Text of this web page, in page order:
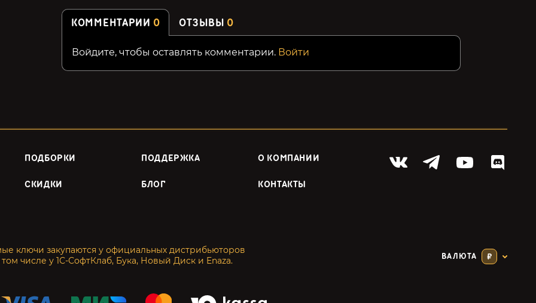
КОММЕНТАРИИ 0 ОТЗЫВЫ 0
Войдите, чтобы оставлять комментарии. Войти
ПОДБОРКИ ПОДДЕРЖКА О КОМПАНИИ
СКИДКИ БЛОГ КОНТАКТЫ
ключи закупаются у официальных дистрибьюторов
числе у 1С-СофтКлаб, Бука, Новый Диск и Enaza.
ВАЛЮТА ₽